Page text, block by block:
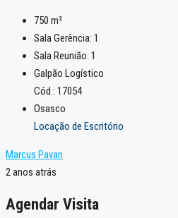
750 m²
Sala Gerência: 1
Sala Reunião: 1
Galpão Logístico
Cód.: 17054
Osasco
Locação de Escritório
Marcus Pavan
2 anos atrás
Agendar Visita